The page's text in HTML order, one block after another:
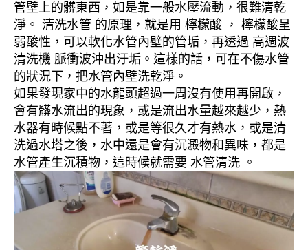
管壁上的髒東西，如是靠一般水壓流動，很難清乾
淨。 清洗水管 的原理，就是用 檸檬酸 ， 檸檬酸呈
弱酸性，可以軟化水管內壁的管垢，再透過 高週波
清洗機 脈衝波沖出汙垢。這樣的話，可在不傷水管
的狀況下，把水管內壁洗乾淨。
如果發現家中的水龍頭超過一周沒有使用再開啟，
會有髒水流出的現象，或是流出水量越來越少，熱
水器有時候點不著，或是等很久才有熱水，或是清
洗過水塔之後，水中還是會有沉澱物和異味，都是
水管產生沉積物，這時候就需要 水管清洗 。